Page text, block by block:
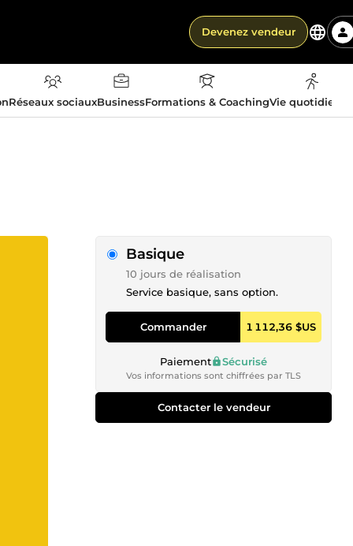
Devenez vendeur
Réseaux sociauxBusinessFormations & CoachingVie
Basique
10 jours de réalisation
Service basique, sans option.
Commander 1 112,36 $US
Paiement Sécurisé
Vos informations sont chiffrées par TLS
Contacter le vendeur